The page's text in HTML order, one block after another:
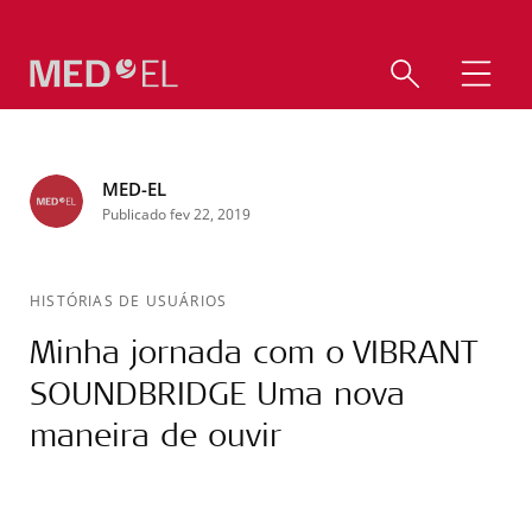
MED-EL
Publicado fev 22, 2019
HISTÓRIAS DE USUÁRIOS
Minha jornada com o VIBRANT
SOUNDBRIDGE Uma nova
maneira de ouvir